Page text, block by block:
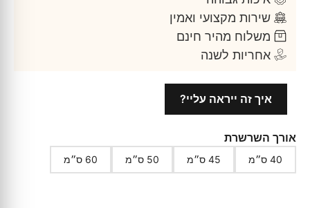
שירות מקצועי ואמין
משלוח מהיר חינם
אחריות לשנה
איך זה ייראה עליי?
אורך השרשרת
40 ס״מ 45 ס״מ 50 ס״מ 60 ס״מ